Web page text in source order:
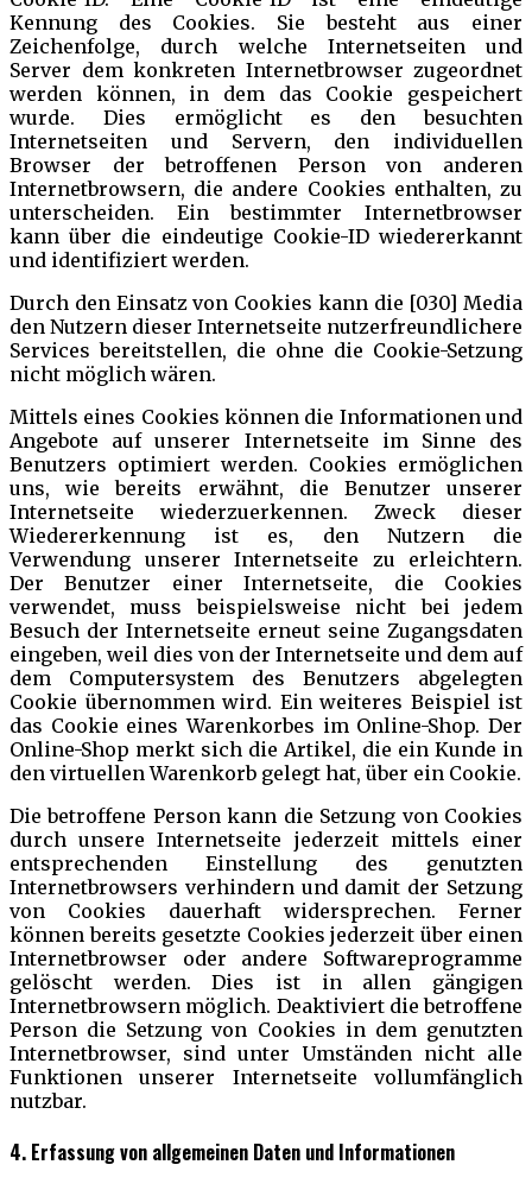
Kennung des Cookies. Sie besteht aus einer
Zeichenfolge, durch welche Internetseiten und
Server dem konkreten Internetbrowser zugeordnet
werden können, in dem das Cookie gespeichert
wurde. Dies ermöglicht es den besuchten
Internetseiten und Servern, den individuellen
Browser der betroffenen Person von anderen
Internetbrowsern, die andere Cookies enthalten, zu
unterscheiden. Ein bestimmter Internetbrowser
kann über die eindeutige Cookie-ID wiedererkannt
und identifiziert werden.
Durch den Einsatz von Cookies kann die [030] Media
den Nutzern dieser Internetseite nutzerfreundlichere
Services bereitstellen, die ohne die Cookie-Setzung
nicht möglich wären.
Mittels eines Cookies können die Informationen und
Angebote auf unserer Internetseite im Sinne des
Benutzers optimiert werden. Cookies ermöglichen
uns, wie bereits erwähnt, die Benutzer unserer
Internetseite wiederzuerkennen. Zweck dieser
Wiedererkennung ist es, den Nutzern die
Verwendung unserer Internetseite zu erleichtern.
Der Benutzer einer Internetseite, die Cookies
verwendet, muss beispielsweise nicht bei jedem
Besuch der Internetseite erneut seine Zugangsdaten
eingeben, weil dies von der Internetseite und dem auf
dem Computersystem des Benutzers abgelegten
Cookie übernommen wird. Ein weiteres Beispiel ist
das Cookie eines Warenkorbes im Online-Shop. Der
Online-Shop merkt sich die Artikel, die ein Kunde in
den virtuellen Warenkorb gelegt hat, über ein Cookie.
Die betroffene Person kann die Setzung von Cookies
durch unsere Internetseite jederzeit mittels einer
entsprechenden Einstellung des genutzten
Internetbrowsers verhindern und damit der Setzung
von Cookies dauerhaft widersprechen. Ferner
können bereits gesetzte Cookies jederzeit über einen
Internetbrowser oder andere Softwareprogramme
gelöscht werden. Dies ist in allen gängigen
Internetbrowsern möglich. Deaktiviert die betroffene
Person die Setzung von Cookies in dem genutzten
Internetbrowser, sind unter Umständen nicht alle
Funktionen unserer Internetseite vollumfänglich
nutzbar.
4. Erfassung von allgemeinen Daten und Informationen